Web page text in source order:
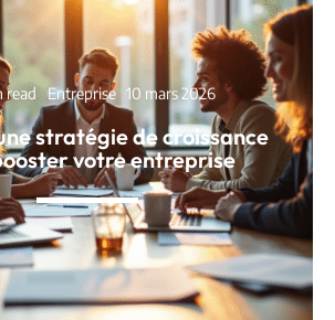
read Entreprise 10 mars 2026
stratégie de croissance
votre entreprise